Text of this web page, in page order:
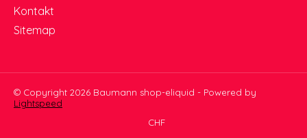
Kontakt
Sitemap
© Copyright 2026 Baumann shop-eliquid - Powered by
Lightspeed
CHF